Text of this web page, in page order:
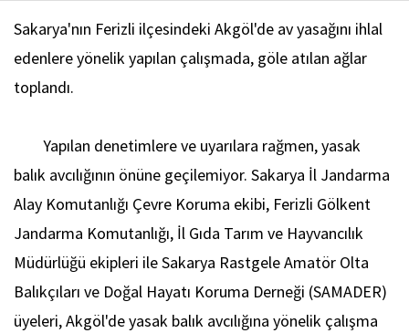
Sakarya'nın Ferizli ilçesindeki Akgöl'de av yasağını ihlal
edenlere yönelik yapılan çalışmada, göle atılan ağlar
toplandı.
Yapılan denetimlere ve uyarılara rağmen, yasak
balık avcılığının önüne geçilemiyor. Sakarya İl Jandarma
Alay Komutanlığı Çevre Koruma ekibi, Ferizli Gölkent
Jandarma Komutanlığı, İl Gıda Tarım ve Hayvancılık
Müdürlüğü ekipleri ile Sakarya Rastgele Amatör Olta
Balıkçıları ve Doğal Hayatı Koruma Derneği (SAMADER)
üyeleri, Akgöl'de yasak balık avcılığına yönelik çalışma